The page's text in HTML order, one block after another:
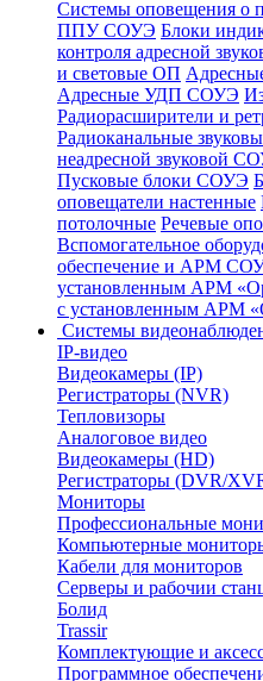
Системы оповещения о
ППУ СОУЭ Блоки
контроля адресной
и световые ОП
Адресные УДП СОУЭ
Радиорасширители и
Радиоканальные
неадресной звуковой
Пусковые блоки СОУЭ
оповещатели настенные
потолочные Речевые
Вспомогательное
обеспечение и АРМ
установленным АРМ
с установленным АРМ
Системы
IP-видео
Видеокамеры (IP)
Регистраторы (NVR)
Тепловизоры
Аналоговое видео
Видеокамеры (HD)
Регистраторы (DVR/
Мониторы
Профессиональные
Компьютерные
Кабели для мониторов
Серверы и рабочии
Болид
Trassir
Комплектующие и
Программное